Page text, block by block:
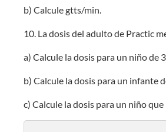
b) Calcule gtts/min.
10. La dosis del adulto de Practic
a) Calcule la dosis para un niño de
b) Calcule la dosis para un infante
c) Calcule la dosis para un niño